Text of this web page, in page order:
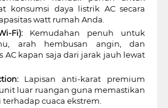
konsumsi daya listrik AC secara
watt rumah Anda.
Fi):Kemudahan penuh untuk
arah hembusan angin, dan
AC kapan saja dari jarak jauh lewat
Lapisan anti-karat premium
luar ruangan guna memastikan
cuaca ekstrem.